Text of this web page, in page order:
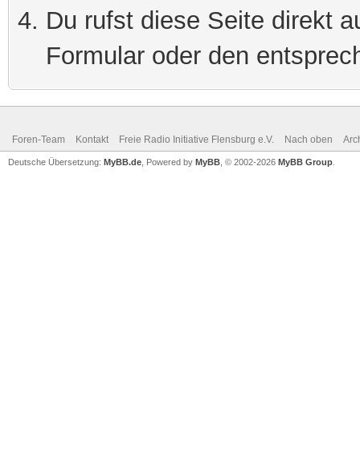
Du rufst diese Seite direkt
Formular oder den
Foren-Team Kontakt Freie Radio Initiative Flensburg e.V. Nach oben
Deutsche Übersetzung: MyBB.de , Powered by MyBB , © 2002-2026 MyBB Group